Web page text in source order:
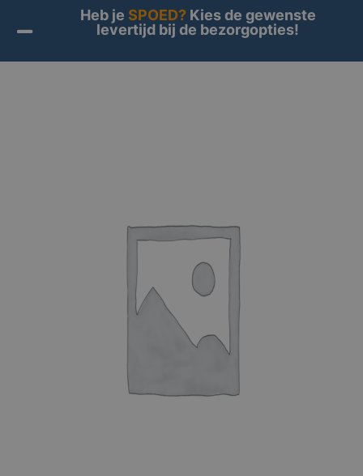
Home Producten/standaard/ Pixlip item
Heb je SPOED?Kies de gewenste
levertijd bij de bezorgopties!